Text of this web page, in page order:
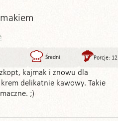
Średni Porcje: 12
kajmak i znowu dla
krem delikatnie kawowy. Takie
;)